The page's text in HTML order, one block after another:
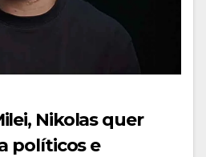
Nikolas quer
políticos e